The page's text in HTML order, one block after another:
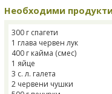
Необходими
300 г спагети
1 глава червен лук
400 г кайма (смес)
1 яйце
3 с. л. галета
2 червени чушки